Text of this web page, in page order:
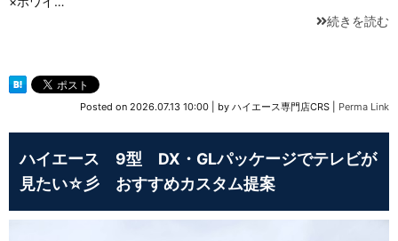
続きを読む
Posted on 2026.07.13 10:00 by ハイエース専門店CRS Perma Link
ハイエース 9型 DX・GLパッケージでテレビが
見たい☆彡 おすすめカスタム提案